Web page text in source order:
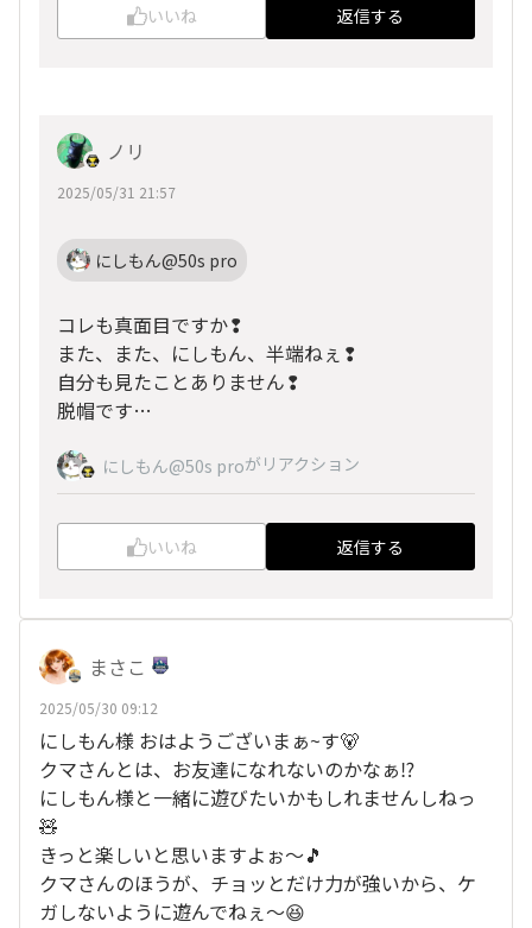
いいね 返信する
ノリ
2025/05/31 21:57
にしもん@50s pro
コレも真面目ですか❢
また、また、にしもん、半端ねぇ❢
自分も見たことありません❢
脱帽です…
にしもん@50s proがリアクション
いいね 返信する
まさこ
2025/05/30 09:12
にしもん様 おはようございまぁ~す🐻
クマさんとは、お友達になれないのかなぁ⁉️
にしもん様と一緒に遊びたいかもしれませんしねっ
🧸
きっと楽しいと思いますよぉ〜🎵
クマさんのほうが、チョッとだけ力が強いから、ケ
ガしないように遊んでねぇ〜😆